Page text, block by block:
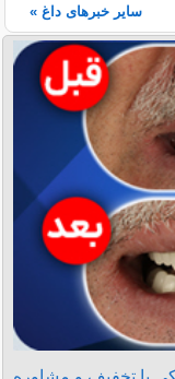
سایر خبرهای داغ »